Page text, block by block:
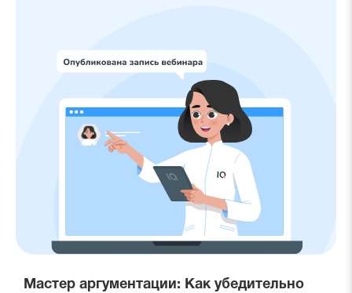
Мастер аргументации: Как убедительно